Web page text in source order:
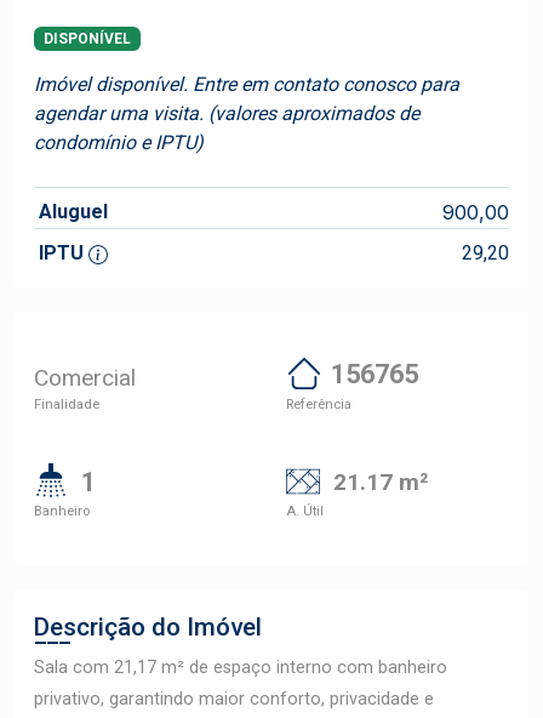
DISPONÍVEL
Imóvel disponível. Entre em contato conosco para
agendar uma visita. (valores aproximados de
condomínio e IPTU)
Aluguel 900,00
IPTU 29,20
Comercial
Finalidade
156765
Referência
1
Banheiro
21.17 m²
A. Útil
Descrição do Imóvel
Sala com 21,17 m² de espaço interno com banheiro
privativo, garantindo maior conforto, privacidade e